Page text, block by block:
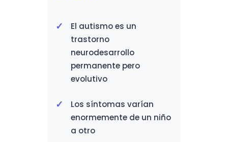
El autismo es un
trastorno
neurodesarrollo
permanente pero
evolutivo
Los síntomas varían
enormemente de un niño
a otro